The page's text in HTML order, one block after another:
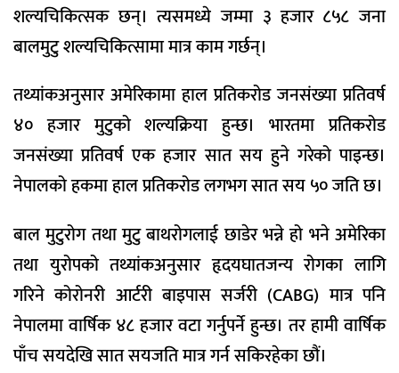
शल्यचिकित्सक छन्। त्यसमध्ये जम्मा ३ हजार ८५८ जना
बालमुटु शल्यचिकित्सामा मात्र काम गर्छन्।
तथ्यांकअनुसार अमेरिकामा हाल प्रतिकरोड जनसंख्या प्रतिवर्ष
४० हजार मुटुको शल्यक्रिया हुन्छ। भारतमा प्रतिकरोड
जनसंख्या प्रतिवर्ष एक हजार सात सय हुने गरेको पाइन्छ।
नेपालको हकमा हाल प्रतिकरोड लगभग सात सय ५० जति छ।
बाल मुटुरोग तथा मुटु बाथरोगलाई छाडेर भन्ने हो भने अमेरिका
तथा युरोपको तथ्यांकअनुसार हृदयघातजन्य रोगका लागि
गरिने कोरोनरी आर्टरी बाइपास सर्जरी (CABG) मात्र पनि
नेपालमा वार्षिक ४८ हजार वटा गर्नुपर्ने हुन्छ। तर हामी वार्षिक
पाँच सयदेखि सात सयजति मात्र गर्न सकिरहेका छौं।